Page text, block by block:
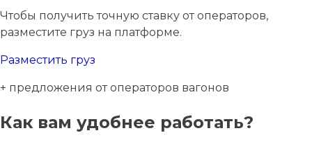
Чтобы получить точную ставку от операторов,
разместите груз на платформе.
Разместить груз
+ предложения от операторов вагонов
Как вам удобнее работать?